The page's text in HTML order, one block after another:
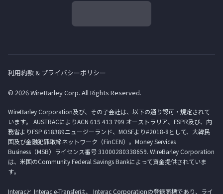
利用約款 & プライバシーポリシー
© 2026 WireBarley Corp. All Rights Reserved.
WireBarley Corporation及び、その子会社は、以下の通り認可・規定されて
います。 AUSTRACによりACN 615 413 799 オーストラリア、FSPR及び、内
務省よりFSP 618389ニュージーランド、MOSFより#2018-8として、大韓民
国及び金融犯罪取締ネットワーク（FinCEN）。Money Services
Business（MSB）ライセンス番号 31000280338659. WireBarley Corporation
は、米国のCommunity Federal Savings Bankによって資金提供されていま
す。
Interacと Interac e-Transferは、 Interac Corporationの登録商標であり、ライ